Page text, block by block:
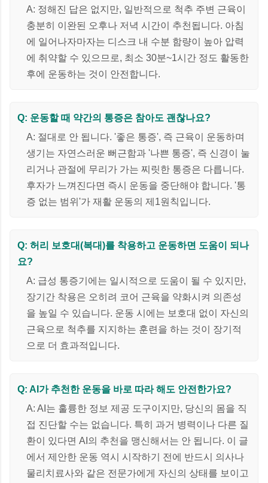
A: 정해진 답은 없지만, 일반적으로 척추 주변 근육이
충분히 이완된 오후나 저녁 시간이 추천됩니다. 아침
에 일어나자마자는 디스크 내 수분 함량이 높아 압력
에 취약할 수 있으므로, 최소 30분~1시간 정도 활동한
후에 운동하는 것이 안전합니다.
Q: 운동할 때 약간의 통증은 참아도 괜찮나요?
A: 절대로 안 됩니다. '좋은 통증', 즉 근육이 운동하며
생기는 자연스러운 뻐근함과 '나쁜 통증', 즉 신경이 눌
리거나 관절에 무리가 가는 찌릿한 통증은 다릅니다.
후자가 느껴진다면 즉시 운동을 중단해야 합니다. '통
증 없는 범위'가 재활 운동의 제1원칙입니다.
Q: 허리 보호대(복대)를 착용하고 운동하면 도움이 되나
요?
A: 급성 통증기에는 일시적으로 도움이 될 수 있지만,
장기간 착용은 오히려 코어 근육을 약화시켜 의존성
을 높일 수 있습니다. 운동 시에는 보호대 없이 자신의
근육으로 척추를 지지하는 훈련을 하는 것이 장기적
으로 더 효과적입니다.
Q: AI가 추천한 운동을 바로 따라 해도 안전한가요?
A: AI는 훌륭한 정보 제공 도구이지만, 당신의 몸을 직
접 진단할 수는 없습니다. 특히 과거 병력이나 다른 질
환이 있다면 AI의 추천을 맹신해서는 안 됩니다. 이 글
에서 제안한 운동 역시 시작하기 전에 반드시 의사나
물리치료사와 같은 전문가에게 자신의 상태를 보이고